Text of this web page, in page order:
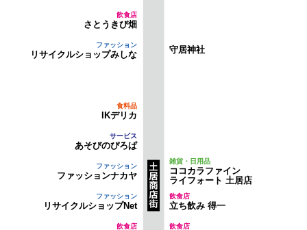
さとうきび畑
リサイクルショップみしな
IKデリカ
あそびのぴろぱ
ファッションナカヤ
リサイクルショップNet
守居神社
ココカラファイン
ライフォート 土居店
立ち飲み 得一